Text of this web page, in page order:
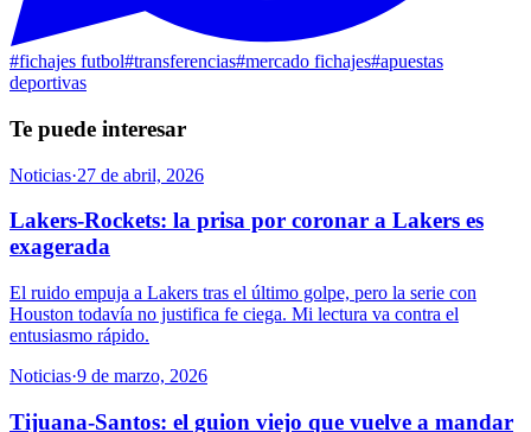
#fichajes futbol#transferencias#mercado fichajes#apuestas
deportivas
Te puede interesar
Noticias·27 de abril, 2026
Lakers-Rockets: la prisa por coronar a Lakers es
exagerada
El ruido empuja a Lakers tras el último golpe, pero la serie con
Houston todavía no justifica fe ciega. Mi lectura va contra el
entusiasmo rápido.
Noticias·9 de marzo, 2026
Tijuana-Santos: el guion viejo que vuelve a mandar